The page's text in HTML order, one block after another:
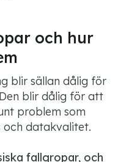
och hur
blir sällan dålig för
blir dålig för att
problem som
och datakvalitet.
fallgropar, och